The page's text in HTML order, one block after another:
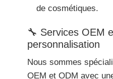
de cosmétiques.
🔧 Services OEM
personnalisation
Nous sommes
OEM et ODM avec